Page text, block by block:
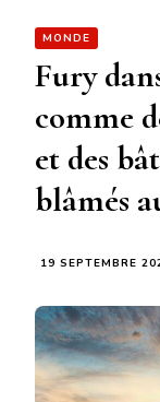
MONDE
Fury
comme
et des
blâmés
19 SEPTEMBRE